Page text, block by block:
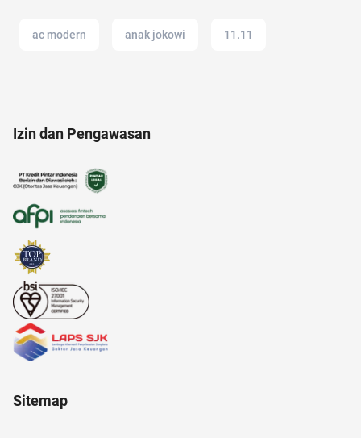
ac modern anak jokowi 11.11
alasan saham CPO melejit
Izin dan Pengawasan
Sitemap